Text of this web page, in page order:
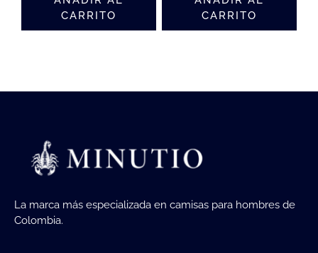
CARRITO
CARRITO
La marca más especializada en camisas para hombres de
Colombia.